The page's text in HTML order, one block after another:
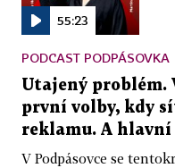
55:23
PODCAST PODPÁSOVKA
Utajený problém.
první volby, kdy
reklamu. A hlavní
V Podpásovce se